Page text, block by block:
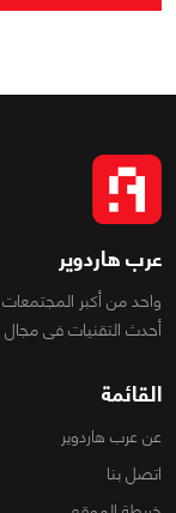
عرب هاردوير
واحد من أكبر
أحدث التقنيات فى مجال
القائمة
عن عرب هاردوير
اتصل بنا